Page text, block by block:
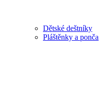
Dětské deštníky
Pláštěnky a ponča